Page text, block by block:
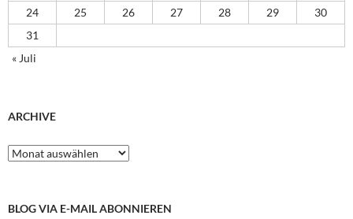
24
25 26 27 28 29
30
31
« Juli
ARCHIVE
Archive
BLOG VIA E-MAIL ABONNIEREN